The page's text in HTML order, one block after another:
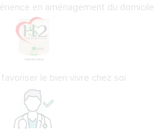
en aménagement du domicile
le bien vivre chez soi